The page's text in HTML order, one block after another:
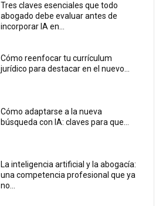
Tres claves esenciales que todo
abogado debe evaluar antes de
incorporar IA en...
Cómo reenfocar tu currículum
jurídico para destacar en el nuevo...
Cómo adaptarse a la nueva
búsqueda con IA: claves para que...
La inteligencia artificial y la abogacía:
una competencia profesional que ya
no...